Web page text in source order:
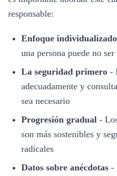
responsable:
Enfoque individualizado
una persona puede no
La seguridad primero -
adecuadamente y
sea necesario
Progresión gradual -
son más sostenibles y
radicales
Datos sobre anécdotas -